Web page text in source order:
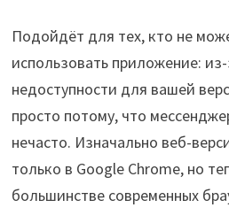
Подойдёт для тех, кто не
использовать приложение:
недоступности для вашей
просто потому, что
нечасто. Изначально веб-
только в Google Chrome, но
большинстве современных